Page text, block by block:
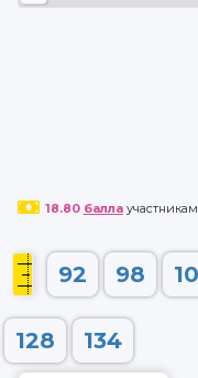
18.80 балла
92 98
128 134